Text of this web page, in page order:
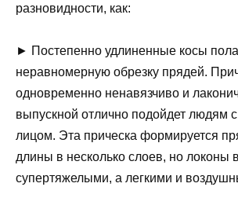
разновидности, как:
► Постепенно удлиненные косы
неравномерную обрезку прядей.
одновременно ненавязчиво и
выпускной отлично подойдет людям
лицом. Эта прическа формируется
длины в несколько слоев, но локоны
супертяжелыми, а легкими и